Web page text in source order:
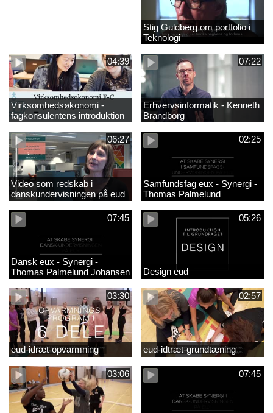
Stig Guldberg om portfolio i
Teknologi
04:39
Virksomhedsøkonomi -
fagkonsulentens introduktion
til faget 2
07:22
Erhvervsinformatik - Kenneth
Brandborg
06:27
Video som redskab i
danskundervisningen på eud
02:25
Samfundsfag eux - Synergi -
Thomas Palmelund
07:45
Dansk eux - Synergi -
Thomas Palmelund Johansen
05:26
Design eud
03:30
eud-idræt-opvarmning
02:57
eud-idtræt-grundtæning
03:06 07:45